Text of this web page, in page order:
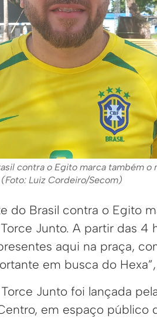
contra o Egito marca também o
Luiz Cordeiro/Secom)
do Brasil contra o Egito
Junto. A partir das 4
aqui na praça,
em busca do
Junto foi lançada
em espaço público